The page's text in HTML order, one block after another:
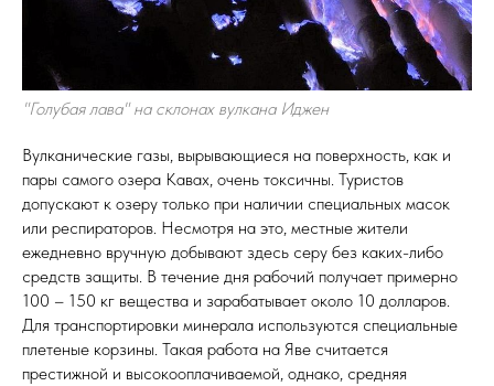
"Голубая лава" на склонах вулкана Иджен
Вулканические газы, вырывающиеся на поверхность, как и
пары самого озера Кавах, очень токсичны. Туристов
допускают к озеру только при наличии специальных масок
или респираторов. Несмотря на это, местные жители
ежедневно вручную добывают здесь серу без каких-либо
средств защиты. В течение дня рабочий получает примерно
100 – 150 кг вещества и зарабатывает около 10 долларов.
Для транспортировки минерала используются специальные
плетеные корзины. Такая работа на Яве считается
престижной и высокооплачиваемой, однако, средняя